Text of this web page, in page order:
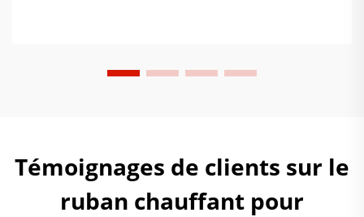
Témoignages de clients sur le
ruban chauffant pour